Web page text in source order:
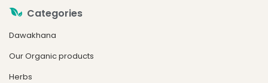
Categories
Dawakhana
Our Organic products
Herbs